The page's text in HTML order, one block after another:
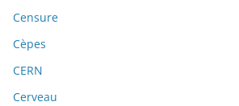
Censure
Cèpes
CERN
Cerveau